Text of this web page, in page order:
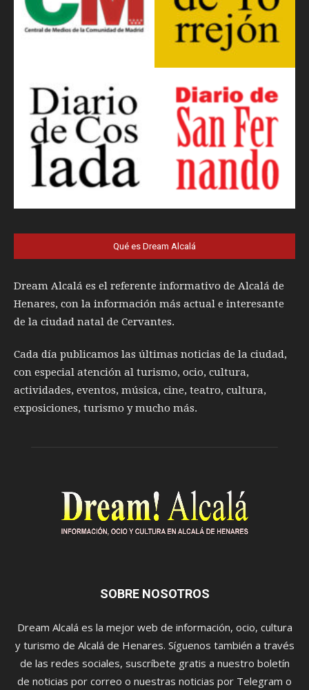
Qué es Dream Alcalá
Dream Alcalá es el referente informativo de Alcalá de
Henares, con la información más actual e interesante
de la ciudad natal de Cervantes.
Cada día publicamos las últimas noticias de la ciudad,
con especial atención al turismo, ocio, cultura,
actividades, eventos, música, cine, teatro, cultura,
exposiciones, turismo y mucho más.
SOBRE NOSOTROS
Dream Alcalá es la mejor web de información, ocio, cultura
y turismo de Alcalá de Henares. Síguenos también a través
de las redes sociales, suscríbete gratis a nuestro boletín
de noticias por correo o nuestras noticias por Telegram o